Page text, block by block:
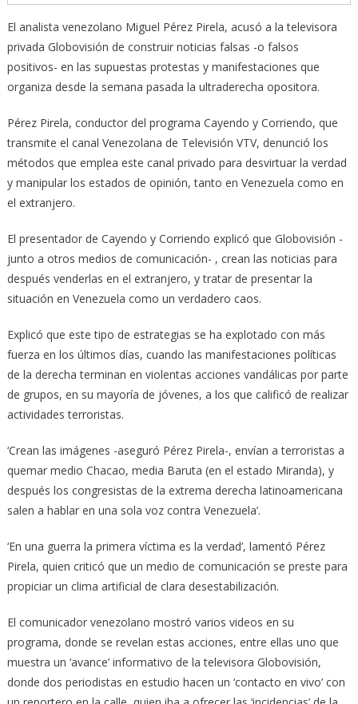
El analista venezolano Miguel Pérez Pirela, acusó a la televisora
privada Globovisión de construir noticias falsas -o falsos
positivos- en las supuestas protestas y manifestaciones que
organiza desde la semana pasada la ultraderecha opositora.
Pérez Pirela, conductor del programa Cayendo y Corriendo, que
transmite el canal Venezolana de Televisión VTV, denunció los
métodos que emplea este canal privado para desvirtuar la verdad
y manipular los estados de opinión, tanto en Venezuela como en
el extranjero.
El presentador de Cayendo y Corriendo explicó que Globovisión -
junto a otros medios de comunicación- , crean las noticias para
después venderlas en el extranjero, y tratar de presentar la
situación en Venezuela como un verdadero caos.
Explicó que este tipo de estrategias se ha explotado con más
fuerza en los últimos días, cuando las manifestaciones políticas
de la derecha terminan en violentas acciones vandálicas por parte
de grupos, en su mayoría de jóvenes, a los que calificó de realizar
actividades terroristas.
‘Crean las imágenes -aseguró Pérez Pirela-, envían a terroristas a
quemar medio Chacao, media Baruta (en el estado Miranda), y
después los congresistas de la extrema derecha latinoamericana
salen a hablar en una sola voz contra Venezuela’.
‘En una guerra la primera víctima es la verdad’, lamentó Pérez
Pirela, quien criticó que un medio de comunicación se preste para
propiciar un clima artificial de clara desestabilización.
El comunicador venezolano mostró varios videos en su
programa, donde se revelan estas acciones, entre ellas uno que
muestra un ‘avance’ informativo de la televisora Globovisión,
donde dos periodistas en estudio hacen un ‘contacto en vivo’ con